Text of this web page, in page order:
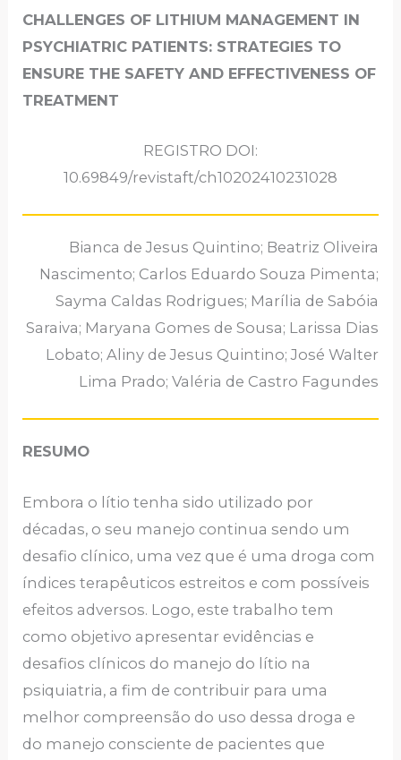
CHALLENGES OF LITHIUM MANAGEMENT IN
PSYCHIATRIC PATIENTS: STRATEGIES TO
ENSURE THE SAFETY AND EFFECTIVENESS OF
TREATMENT
REGISTRO DOI:
10.69849/revistaft/ch10202410231028
Bianca de Jesus Quintino; Beatriz Oliveira
Nascimento; Carlos Eduardo Souza Pimenta;
Sayma Caldas Rodrigues; Marília de Sabóia
Saraiva; Maryana Gomes de Sousa; Larissa Dias
Lobato; Aliny de Jesus Quintino; José Walter
Lima Prado; Valéria de Castro Fagundes
RESUMO
Embora o lítio tenha sido utilizado por
décadas, o seu manejo continua sendo um
desafio clínico, uma vez que é uma droga com
índices terapêuticos estreitos e com possíveis
efeitos adversos. Logo, este trabalho tem
como objetivo apresentar evidências e
desafios clínicos do manejo do lítio na
psiquiatria, a fim de contribuir para uma
melhor compreensão do uso dessa droga e
do manejo consciente de pacientes que